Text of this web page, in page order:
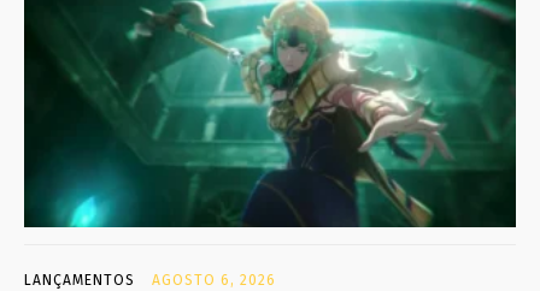
LANÇAMENTOS AGOSTO 6, 2026